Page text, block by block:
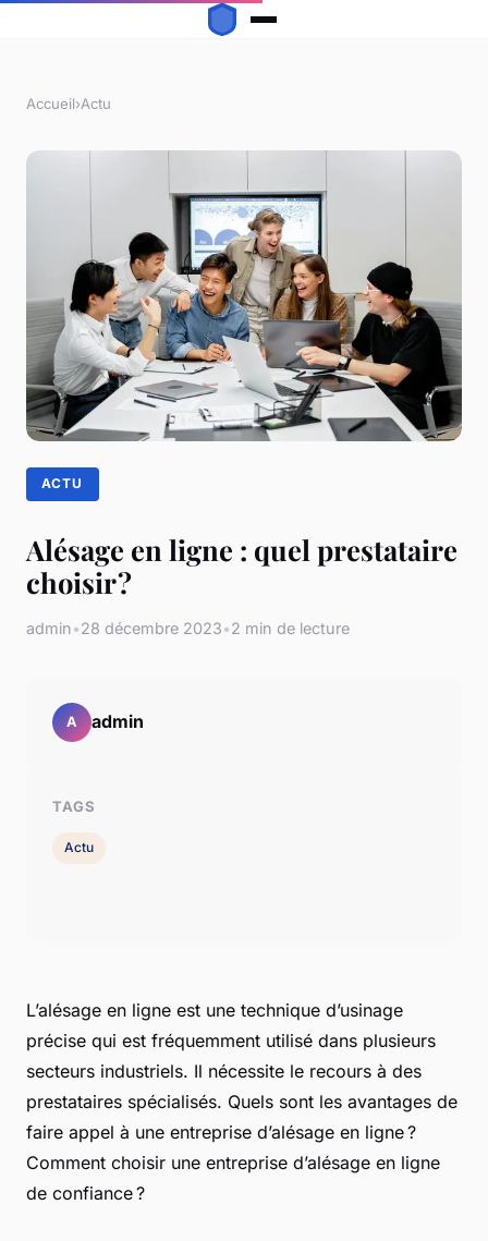
Accueil›Actu
ACTU
Alésage en ligne : quel prestataire
choisir ?
admin•28 décembre 2023•2 min de lecture
L’alésage en ligne est une technique d’usinage
précise qui est fréquemment utilisé dans plusieurs
secteurs industriels. Il nécessite le recours à des
prestataires spécialisés. Quels sont les avantages de
faire appel à une entreprise d’alésage en ligne ?
Comment choisir une entreprise d’alésage en ligne
de confiance ?
A admin
TAGS
Actu